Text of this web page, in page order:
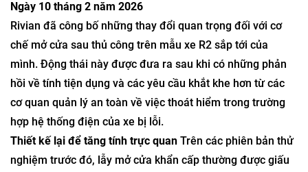
Ngày 10 tháng 2 năm 2026
Rivian đã công bố những thay đổi quan trọng đối với cơ
chế mở cửa sau thủ công trên mẫu xe R2 sắp tới của
mình. Động thái này được đưa ra sau khi có những phản
hồi về tính tiện dụng và các yêu cầu khắt khe hơn từ các
cơ quan quản lý an toàn về việc thoát hiểm trong trường
hợp hệ thống điện của xe bị lỗi.
Thiết kế lại để tăng tính trực quan Trên các phiên bản thử
nghiệm trước đó, lẫy mở cửa khẩn cấp thường được giấu